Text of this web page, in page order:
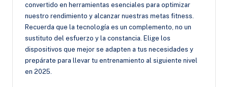
convertido en herramientas esenciales para optimizar
nuestro rendimiento y alcanzar nuestras metas fitness.
Recuerda que la tecnología es un complemento, no un
sustituto del esfuerzo y la constancia. Elige los
dispositivos que mejor se adapten a tus necesidades y
prepárate para llevar tu entrenamiento al siguiente nivel
en 2025.